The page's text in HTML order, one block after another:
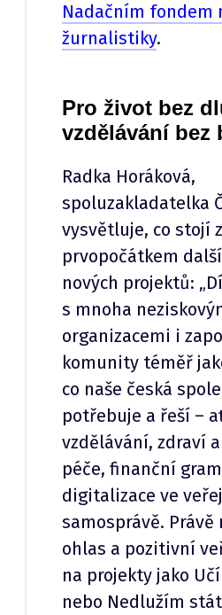
Nadačním fondem
žurnalistiky.
Pro život bez
vzdělávání bez
Radka Horáková,
spoluzakladatelka
vysvětluje, co stojí
prvopočátkem
nových projektů:
s mnoha
organizacemi i
komunity téměř
co naše česká
potřebuje a řeší –
vzdělávání, zdraví
péče, finanční
digitalizace ve
samosprávě.
ohlas a pozitivní
na projekty jako
nebo Nedlužím